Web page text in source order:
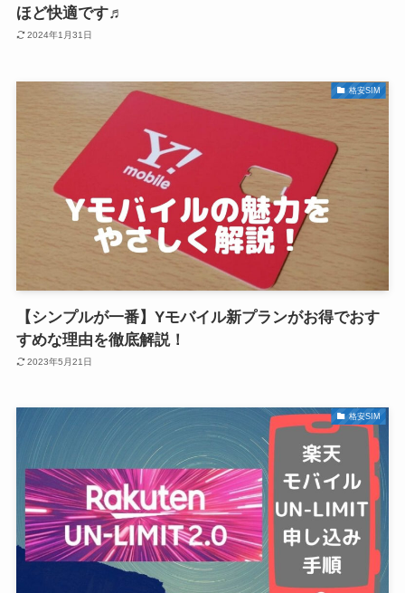
ほど快適です♬
2024年1月31日
格安SIM
【シンプルが一番】Yモバイル新プランがお得でおす
すめな理由を徹底解説！
2023年5月21日
格安SIM